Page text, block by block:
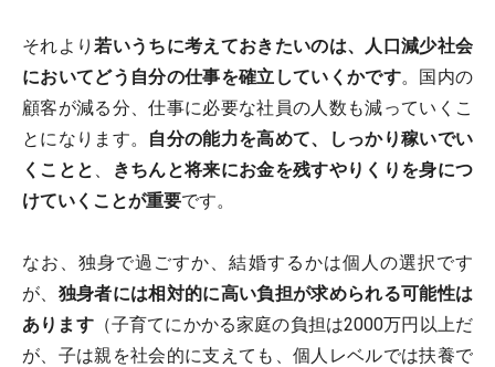
それより若いうちに考えておきたいのは、人口減少社会
においてどう自分の仕事を確立していくかです。国内の
顧客が減る分、仕事に必要な社員の人数も減っていくこ
とになります。 自分の能力を高めて、しっかり稼いでい
くことと 、
きちんと将来にお金を残すやりくりを身につ
けていくことが重要です。
なお、独身で過ごすか、結婚するかは個人の選択です
が、 独身者には相対的に高い負担が求められる可能性は
あります（子育てにかかる家庭の負担は2000万円以上だ
が、子は親を社会的に支えても、個人レベルでは扶養で